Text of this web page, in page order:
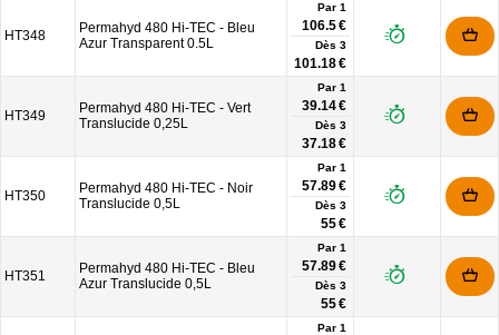
HT348
Permahyd 480 Hi-TEC - Bleu
Azur Transparent 0.5L
Par 1
106.5 €
Dès 3
101.18 €
HT349
Permahyd 480 Hi-TEC - Vert
Translucide 0,25L
Par 1
39.14 €
Dès 3
37.18 €
HT350
Permahyd 480 Hi-TEC - Noir
Translucide 0,5L
Par 1
57.89 €
Dès 3
55 €
HT351
Permahyd 480 Hi-TEC - Bleu
Azur Translucide 0,5L
Par 1
57.89 €
Dès 3
55 €
Par 1